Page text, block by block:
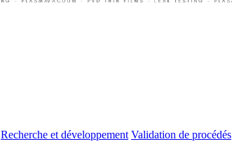
Recherche et développement Validation de procédés